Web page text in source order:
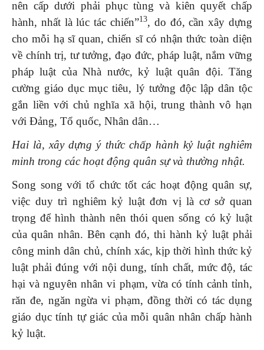
nên cấp dưới phải phục tùng và kiên quyết chấp
hành, nhất là lúc tác chiến”13, do đó, cần xây dựng
cho mỗi hạ sĩ quan, chiến sĩ có nhận thức toàn diện
về chính trị, tư tưởng, đạo đức, pháp luật, nắm vững
pháp luật của Nhà nước, kỷ luật quân đội. Tăng
cường giáo dục mục tiêu, lý tưởng độc lập dân tộc
gắn liền với chủ nghĩa xã hội, trung thành vô hạn
với Đảng, Tổ quốc, Nhân dân…
Hai là, xây dựng ý thức chấp hành kỷ luật nghiêm
minh trong các hoạt động quân sự và thường nhật.
Song song với tổ chức tốt các hoạt động quân sự,
việc duy trì nghiêm kỷ luật đơn vị là cơ sở quan
trọng để hình thành nên thói quen sống có kỷ luật
của quân nhân. Bên cạnh đó, thi hành kỷ luật phải
công minh dân chủ, chính xác, kịp thời hình thức kỷ
luật phải đúng với nội dung, tính chất, mức độ, tác
hại và nguyên nhân vi phạm, vừa có tính cảnh tỉnh,
răn đe, ngăn ngừa vi phạm, đồng thời có tác dụng
giáo dục tính tự giác của mỗi quân nhân chấp hành
kỷ luật.